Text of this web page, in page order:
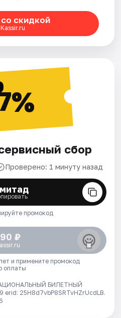
скидкой
сбор
Проверено: 1 минуту назад
промокод
₽
и примените промокод
оплаты
БИЛЕТНЫЙ
25H8d7vbP8SRTvHZrUcdLB.